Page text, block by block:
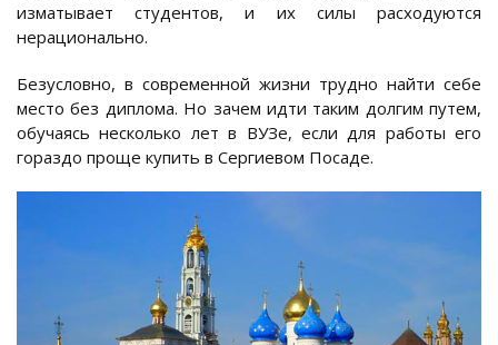
изматывает студентов, и их силы расходуются
нерационально.
Безусловно, в современной жизни трудно найти себе
место без диплома. Но зачем идти таким долгим путем,
обучаясь несколько лет в ВУЗе, если для работы его
гораздо проще купить в Сергиевом Посаде.